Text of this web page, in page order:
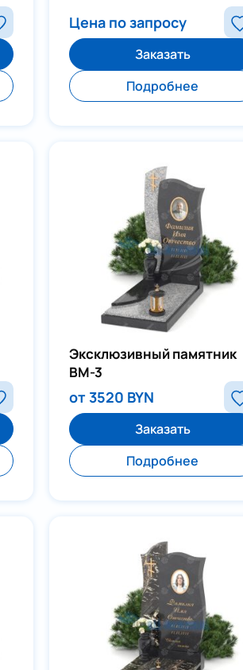
Цена по запросу
Заказать
Подробнее
Эксклюзивный памятник
ВМ-3
от 3520 BYN
Заказать
Подробнее
Отправить